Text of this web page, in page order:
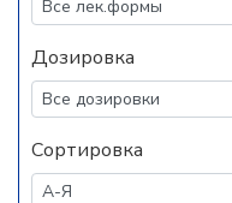
Дозировка
Сортировка